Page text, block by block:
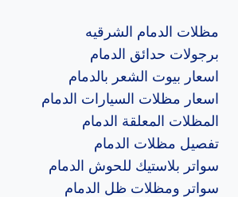
مظلات الدمام الشرقيه
برجولات حدائق الدمام
اسعار بيوت الشعر بالدمام
اسعار مظلات السيارات الدمام
المظلات المعلقة الدمام
تفصيل مظلات الدمام
سواتر بلاستيك للحوش الدمام
سواتر ومظلات ظل الدمام